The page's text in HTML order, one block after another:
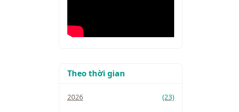
Theo thời gian
2026
(23)